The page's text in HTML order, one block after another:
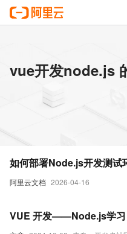
vue开发node.js
阿里云文档 2026-04-16
如何部署Node.js开发测试
VUE 开发——Node.js学习